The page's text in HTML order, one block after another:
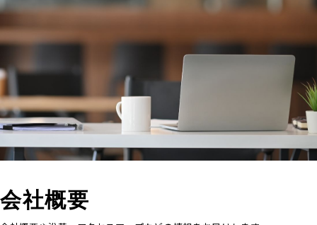
会社概要